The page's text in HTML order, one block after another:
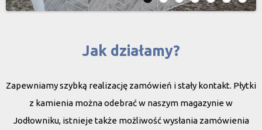
Jak działamy?
Zapewniamy szybką realizację zamówień i stały kontakt. Płytki
z kamienia można odebrać w naszym magazynie w
Jodłowniku, istnieje także możliwość wysłania zamówienia